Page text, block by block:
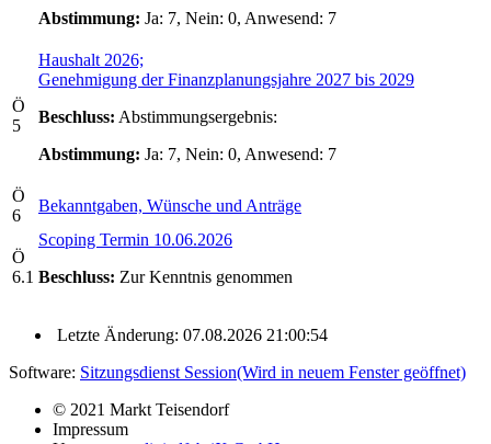
Abstimmung: Ja: 7, Nein: 0, Anwesend: 7
Ö
5
Haushalt 2026;
Genehmigung der Finanzplanungsjahre 2027 bis 2029
Beschluss: Abstimmungsergebnis:
Abstimmung: Ja: 7, Nein: 0, Anwesend: 7
Ö
6
Bekanntgaben, Wünsche und Anträge
Ö
6.1
Scoping Termin 10.06.2026
Beschluss: Zur Kenntnis genommen
Letzte Änderung: 07.08.2026 21:00:54
Software: Sitzungsdienst Session(Wird in neuem Fenster geöffnet)
© 2021 Markt Teisendorf
Impressum